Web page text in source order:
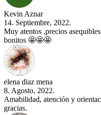
Kevin Aznar
14. Septiembre, 2022.
Muy atentos ,precios
bonitos 🤩🤩🤩
elena diaz mena
8. Agosto, 2022.
Amabilidad, atención y
gracias.